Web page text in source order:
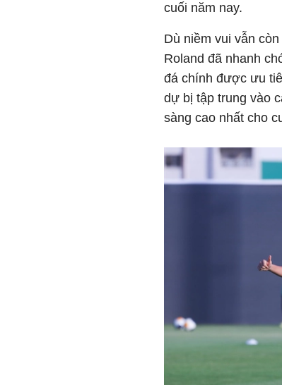
cuối năm nay.
Dù niềm vui vẫn
Roland đã nhanh
đá chính được ưu
dự bị tập trung vào
sàng cao nhất cho